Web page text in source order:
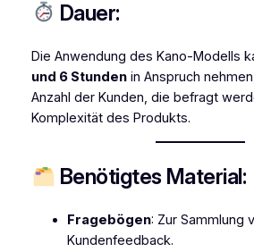
Dauer:
Die Anwendung des Kano-Modells
und 6 Stundenin Anspruch
Anzahl der Kunden, die befragt
Komplexität des Produkts.
Benötigtes Material:
Fragebögen: Zur Sammlung
Kundenfeedback.